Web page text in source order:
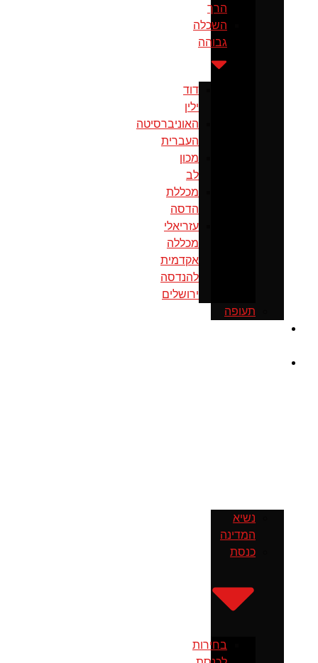
הרך
השכלה
גבוהה
דוד
ילין
האוניברסיטה
העברית
מכון
לב
מכללת
הדסה
עזריאלי
מכללה
אקדמית
להנדסה
ירושלים
תעופה
נשיא
המדינה
כנסת
בחירות